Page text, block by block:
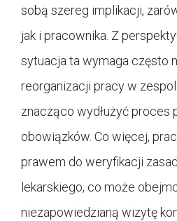
sobą szereg implikacji,
jak i pracownika. Z
sytuacja ta wymaga często
reorganizacji pracy w
znacząco wydłużyć proces
obowiązków. Co więcej,
prawem do weryfikacji
lekarskiego, co może
niezapowiedzianą wizytę